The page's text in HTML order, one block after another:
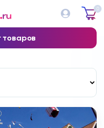
0
товаров